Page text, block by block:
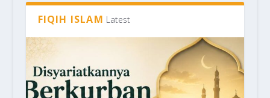
FIQIH ISLAM Latest